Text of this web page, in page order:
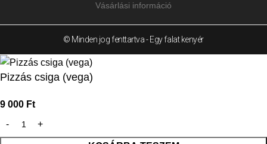
Vásárlási információ
© Minden jog fenttartva - Egy falat kenyér
Pizzás csiga (vega)
9 000 Ft